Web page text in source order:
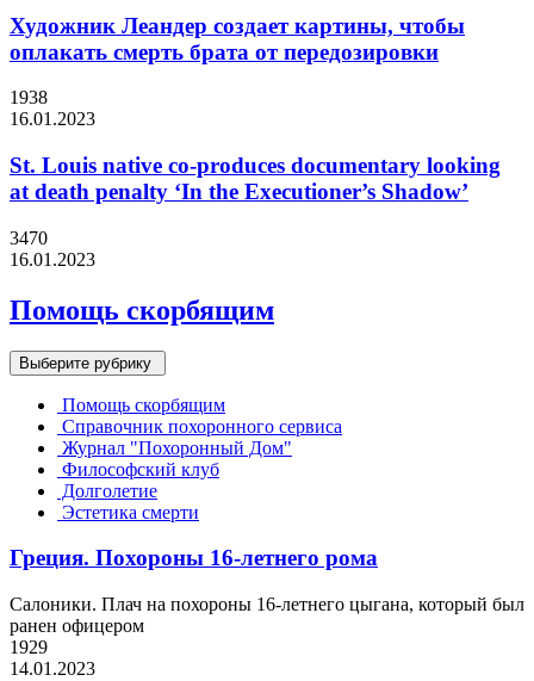
Художник Леандер создает картины, чтобы
оплакать смерть брата от передозировки
1938
16.01.2023
St. Louis native co-produces documentary looking
at death penalty ‘In the Executioner’s Shadow’
3470
16.01.2023
Помощь скорбящим
Выберите рубрику
Помощь скорбящим
Справочник похоронного сервиса
Журнал "Похоронный Дом"
Философский клуб
Долголетие
Эстетика смерти
Греция. Похороны 16-летнего рома
Салоники. Плач на похороны 16-летнего цыгана, который был
ранен офицером
1929
14.01.2023